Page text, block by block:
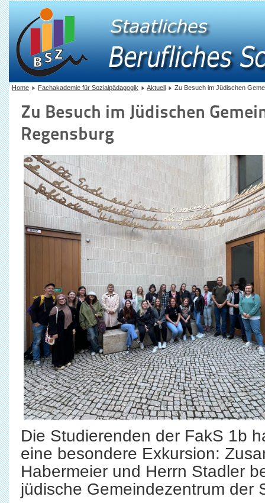
Home Fachakademie für Sozialpädagogik Aktuell Zu Besuch im Jüdischen
Zu Besuch im Jüdischen
Regensburg
Die Studierenden der FakS 1b
eine besondere Exkursion:
Habermeier und Herrn Stadler
jüdische Gemeindezentrum der